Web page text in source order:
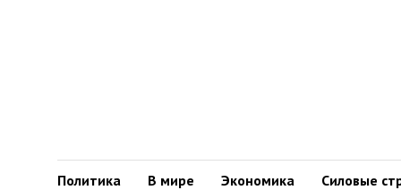
Политика В мире Экономика Силовые